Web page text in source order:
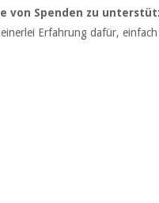
von Spenden zu
Erfahrung dafür,